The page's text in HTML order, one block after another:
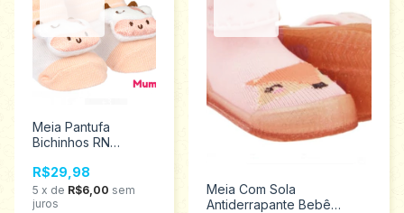
Meia Pantufa
Bichinhos RN
Menina 0024901
R$29,98
5 x de R$6,00 sem
juros
Meia Com Sola
Antiderrapante Bebê